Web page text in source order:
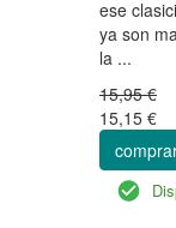
ese
ya son
la ...
15,95 €
15,15 €